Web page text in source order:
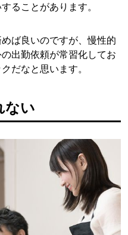
ることがあります。
ば良いのですが、慢性的
出勤依頼が常習化してお
だなと思います。
ない